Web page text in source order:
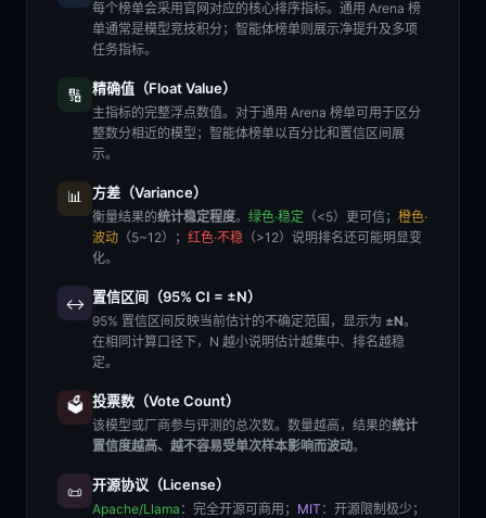
每个榜单会采用官网对应的核心排序指标。通用 Arena 榜
单通常是模型竞技积分；智能体榜单则展示净提升及多项
任务指标。
🔢 精确值（Float Value）
主指标的完整浮点数值。对于通用 Arena 榜单可用于区分
整数分相近的模型；智能体榜单以百分比和置信区间展
示。
📊 方差（Variance）
衡量结果的统计稳定程度。 绿色·稳定 （<5）更可信； 橙色·
波动 （5~12）； 红色·不稳 （>12）说明排名还可能明显变
化。
↔️ 置信区间（95% CI = ±N）
95% 置信区间反映当前估计的不确定范围，显示为 ±N。
在相同计算口径下，N 越小说明估计越集中、排名越稳
定。
🗳️ 投票数（Vote Count）
该模型或厂商参与评测的总次数。数量越高，结果的统计
置信度越高、越不容易受单次样本影响而波动。
📜 开源协议（License）
Apache/Llama ：完全开源可商用； MIT ：开源限制极少；